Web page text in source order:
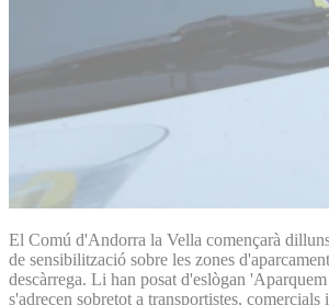
El Comú d'Andorra la Vella començarà
de sensibilització sobre les zones
descàrrega. Li han posat d'eslògan
s'adrecen sobretot a transportistes, comercials